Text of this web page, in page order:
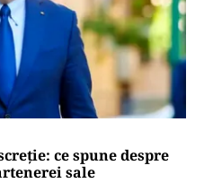
ce spune despre
sale